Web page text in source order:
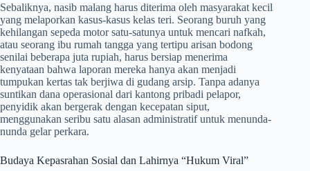
Sebaliknya, nasib malang harus diterima oleh masyarakat kecil
yang melaporkan kasus-kasus kelas teri. Seorang buruh yang
kehilangan sepeda motor satu-satunya untuk mencari nafkah,
atau seorang ibu rumah tangga yang tertipu arisan bodong
senilai beberapa juta rupiah, harus bersiap menerima
kenyataan bahwa laporan mereka hanya akan menjadi
tumpukan kertas tak berjiwa di gudang arsip. Tanpa adanya
suntikan dana operasional dari kantong pribadi pelapor,
penyidik akan bergerak dengan kecepatan siput,
menggunakan seribu satu alasan administratif untuk menunda-
nunda gelar perkara.
Budaya Kepasrahan Sosial dan Lahirnya “Hukum Viral”